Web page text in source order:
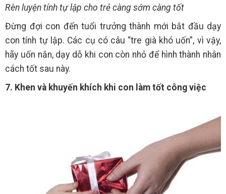
Rèn luyện tính tự lập cho trẻ càng sớm càng tốt
Đừng đợi con đến tuổi trưởng thành mới bắt đầu dạy
con tính tự lập. Các cụ có câu “tre già khó uốn”, vì vậy,
hãy uốn nắn, dạy dỗ khi con còn nhỏ để hình thành nhân
cách tốt sau này.
7. Khen và khuyến khích khi con làm tốt công việc